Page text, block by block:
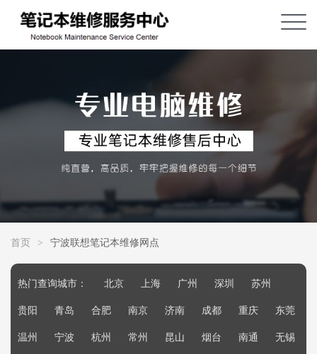
首页 > 宁波联想笔记本维修网点
热门查询城市： 北京 上海 广州 深圳 苏州
贵阳 青岛 合肥 南京 济南 成都 重庆 东莞
温州 宁波 杭州 常州 昆山 烟台 南通 无锡